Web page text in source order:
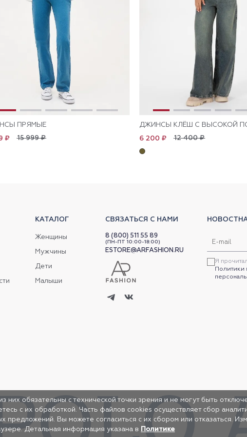
ПРЯМЫЕ
15 999 ₽
₽
ДЖИНСЫ КЛЁШ С ВЫСОКОЙ
12 400 ₽
6 200 ₽
КАТАЛОГ
Женщины
Мужчины
Дети
Малыши
СВЯЗАТЬСЯ С НАМИ
8 (800) 511 55 89
(ПН-ПТ 10:00-18:00)
ESTORE@ARFASHION.RU
Я
Политики
них обязательны с технической точки зрения и не могут быть
с их обработкой. Часть файлов cookies осуществляет сбор
Вы можете согласиться с их сбором или отказаться.
Детальная информация указана в Политике